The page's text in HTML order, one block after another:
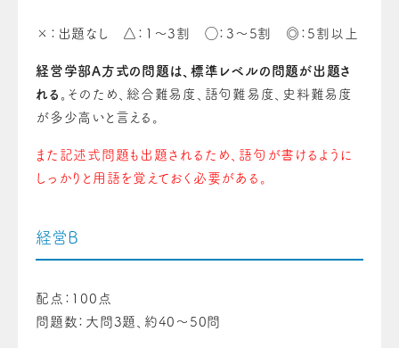
×：出題なし △：1〜3割 ◯：3〜5割 ◎：5割以上
経営学部A方式の問題は、標準レベルの問題が出題さ
れる。 そのため、総合難易度、語句難易度、史料難易度
が多少高いと言える。
また記述式問題も出題されるため、語句が書けるように
しっかりと用語を覚えておく必要がある。
経営B
配点：100点
問題数：大問3題、約40〜50問